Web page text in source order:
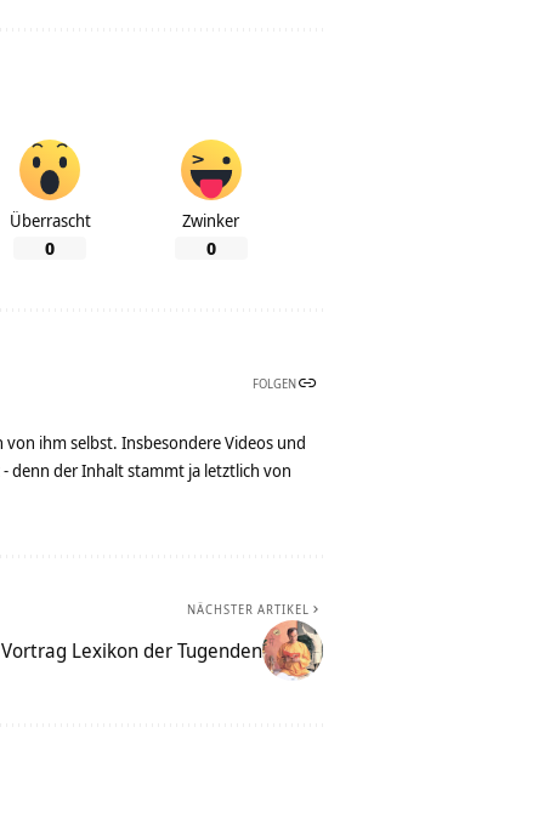
Überrascht
0
Zwinker
0
FOLGEN
ihm selbst. Insbesondere Videos und
denn der Inhalt stammt ja letztlich von
NÄCHSTER ARTIKEL
Lexikon der Tugenden